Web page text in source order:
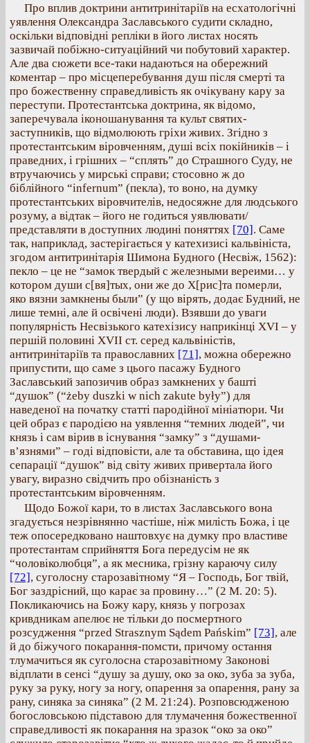
Про вплив доктрини антитринітаріїв на есхатологічні
уявлення Олександра Заславського судити складно,
оскільки відповідні репліки в його листах носять
зазвичай побіжно-ситуаційний чи побутовий характер.
Але два сюжети все-таки надаються на обережний
коментар – про місцеперебування душ після смерті та
про божественну справедливість як очікувану кару за
переступи. Протестантська доктрина, як відомо,
заперечувала іконошанування та культ святих-
заступників, що відмолюють гріхи живих. Згідно з
протестантським віровченням, душі всіх покійників – і
праведних, і грішних – “сплять” до Страшного Суду, не
втручаючись у мирські справи; стосовно ж до
біблійного “infernum” (пекла), то воно, на думку
протестантських віровчителів, недосяжне для людського
розуму, а відтак – його не годиться уявлювати/
представляти в доступних людині поняттях [70]. Саме
так, наприклад, застерігається у катехизисі кальвініста,
згодом антитринітарія Шимона Будного (Несвіж, 1562):
пекло – це не “замок твердый с железными вереими… у
котором души с[вя]тых, они же до Х[рис]та померли,
яко вязни замкнены были” (у що вірять, додає Будний, не
лише темні, але й освічені люди). Взявши до уваги
популярність Несвізького катехізису наприкінці XVI – у
першій половині XVII ст. серед кальвіністів,
антитринітаріїв та православних [71], можна обережно
припустити, що саме з цього пасажу Будного
Заславський запозичив образ замкнених у башті
“душок” (“żeby duszki w nich zakute były”) для
наведеної на початку статті пародійної мініатюри. Чи
цей образ є пародією на уявлення “темних людей”, чи
князь і сам вірив в існування “замку” з “душами-
в’язнями” – годі відповісти, але та обставина, що ідея
сепарації “душок” від світу живих привертала його
увагу, виразно свідчить про обізнаність з
протестантським віровченням.
Щодо Божої кари, то в листах Заславського вона
згадується незрівнянно частіше, ніж милість Божа, і це
теж опосередковано наштовхує на думку про властиве
протестантам сприйняття Бога передусім не як
“чоловіколюбця”, а як месника, грізну караючу силу
[72], суголосну старозавітному “Я – Господь, Бог твій,
Бог заздрісний, що карає за провину…” (2 М. 20: 5).
Покликаючись на Божу кару, князь у погрозах
кривдникам апелює не тільки до посмертного
розсудження “przed Strasznym Sądem Pańskim” [73], але
й до біжучого покарання-помсти, причому остання
тлумачиться як суголосна старозавітному Законові
відплати в сенсі “душу за душу, око за око, зуба за зуба,
руку за руку, ногу за ногу, опарення за опарення, рану за
рану, синяка за синяка” (2 М. 21:24). Розповсюдженою
богословською підставою для тлумачення божественної
справедливості як покарання на зразок “око за око”